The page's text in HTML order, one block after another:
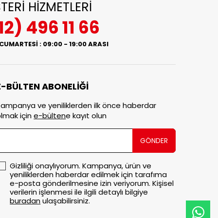
HİZMETLERİ
496 11 66
: 09:00 - 19:00 ARASI
BÜLTEN ABONELİĞİ
ve yeniliklerden ilk önce haberdar
içine-bültene kayıt olun
GÖNDER
Gizliliği onaylıyorum. Kampanya, ürün ve
yeniliklerden haberdar edilmek için tarafıma
e-posta gönderilmesine izin veriyorum. Kişisel
verilerin işlenmesi ile ilgili detaylı bilgiye
buradanulaşabilirsiniz.